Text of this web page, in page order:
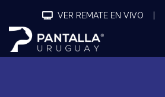
VER REMATE EN VIVO